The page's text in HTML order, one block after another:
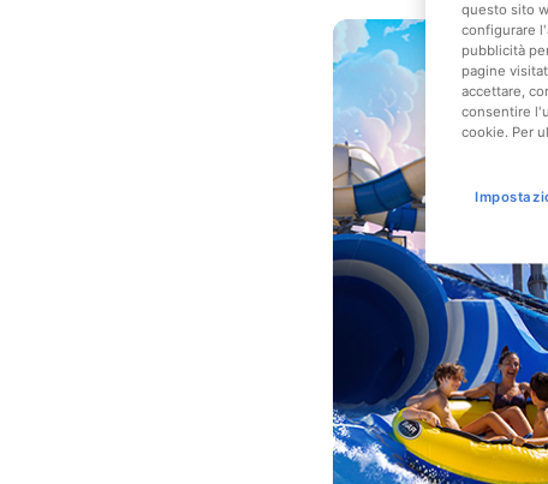
questo sito
configurare
pubblicità
pagine
accettare,
consentire
cookie. Per